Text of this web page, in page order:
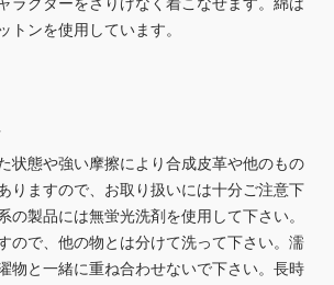
トンを使用しています。
状態や強い摩擦により合成皮革や他のもの
りますので、お取り扱いには十分ご注意下
の製品には無蛍光洗剤を使用して下さい。
ので、他の物とは分けて洗って下さい。濡
物と一緒に重ね合わせないで下さい。長時